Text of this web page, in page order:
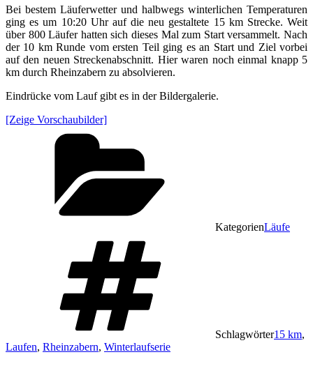
Bei bestem Läuferwetter und halbwegs winterlichen Temperaturen
ging es um 10:20 Uhr auf die neu gestaltete 15 km Strecke. Weit
über 800 Läufer hatten sich dieses Mal zum Start versammelt. Nach
der 10 km Runde vom ersten Teil ging es an Start und Ziel vorbei
auf den neuen Streckenabschnitt. Hier waren noch einmal knapp 5
km durch Rheinzabern zu absolvieren.
Eindrücke vom Lauf gibt es in der Bildergalerie.
[Zeige Vorschaubilder]
KategorienLäufe
Schlagwörter15 km,
Laufen, Rheinzabern, Winterlaufserie